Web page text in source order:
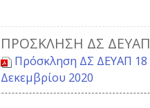
ΠΡΌΣΚΛΗΣΗ ΔΣ ΔΕΥΑΠ
Πρόσκληση ΔΣ ΔΕΥΑΠ 18
Δεκεμβρίου 2020